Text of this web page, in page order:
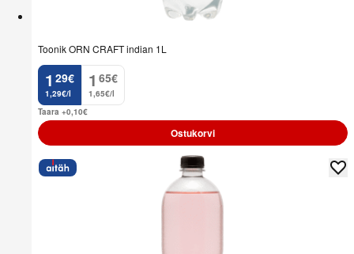
Toonik ORN CRAFT indian 1L
1
. 29€
1,29€/l
1
. 65€
1,65€/l
Taara +0,10€
Ostukorvi